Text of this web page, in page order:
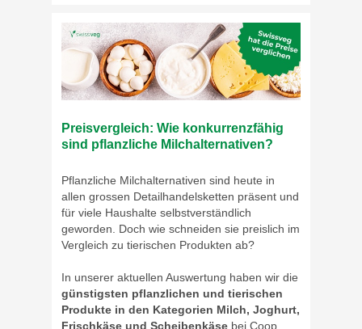
Preisvergleich: Wie konkurrenzfähig
sind pflanzliche Milchalternativen?
Pflanzliche Milchalternativen sind heute in
allen grossen Detailhandelsketten präsent und
für viele Haushalte selbstverständlich
geworden. Doch wie schneiden sie preislich im
Vergleich zu tierischen Produkten ab?
In unserer aktuellen Auswertung haben wir die
günstigsten pflanzlichen und tierischen
Produkte in den Kategorien Milch, Joghurt,
Frischkäse und Scheibenkäse bei Coop,